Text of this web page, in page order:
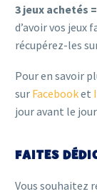
3 jeux achetés
d’avoir vos jeux
récupérez-les
Pour en savoir
sur Facebooket
jour avant le
FAITES
Vous souhaitez